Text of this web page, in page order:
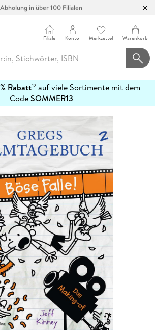
Abholung in über 100 Filialen
Filiale Konto Merkzettel Warenkorb
Rabatt12auf viele Sortimente mit dem
CodeSOMMER13